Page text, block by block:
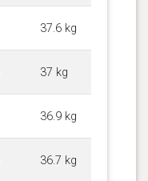
37.6 kg
37 kg
36.9 kg
36.7 kg